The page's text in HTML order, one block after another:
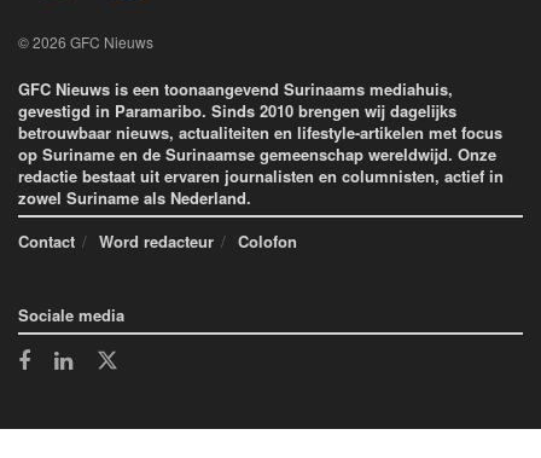
© 2026 GFC Nieuws
GFC Nieuws is een toonaangevend Surinaams mediahuis,
gevestigd in Paramaribo. Sinds 2010 brengen wij dagelijks
betrouwbaar nieuws, actualiteiten en lifestyle-artikelen met focus
op Suriname en de Surinaamse gemeenschap wereldwijd. Onze
redactie bestaat uit ervaren journalisten en columnisten, actief in
zowel Suriname als Nederland.
Contact
Word redacteur Colofon
Sociale media